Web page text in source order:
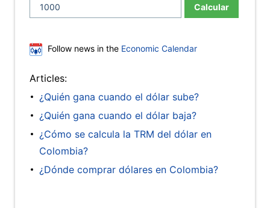
Calcular
Follow news in the Economic Calendar
Articles:
¿Quién gana cuando el dólar sube?
¿Quién gana cuando el dólar baja?
¿Cómo se calcula la TRM del dólar en
Colombia?
¿Dónde comprar dólares en Colombia?